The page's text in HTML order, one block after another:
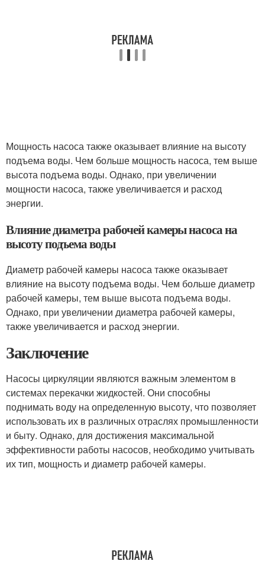
Мощность насоса также оказывает влияние на высоту
подъема воды. Чем больше мощность насоса, тем выше
высота подъема воды. Однако, при увеличении
мощности насоса, также увеличивается и расход
энергии.
Влияние диаметра рабочей камеры насоса на
высоту подъема воды
Диаметр рабочей камеры насоса также оказывает
влияние на высоту подъема воды. Чем больше диаметр
рабочей камеры, тем выше высота подъема воды.
Однако, при увеличении диаметра рабочей камеры,
также увеличивается и расход энергии.
Заключение
Насосы циркуляции являются важным элементом в
системах перекачки жидкостей. Они способны
поднимать воду на определенную высоту, что позволяет
использовать их в различных отраслях промышленности
и быту. Однако, для достижения максимальной
эффективности работы насосов, необходимо учитывать
их тип, мощность и диаметр рабочей камеры.